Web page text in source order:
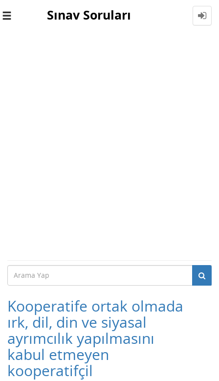
Toggle
Sınav Soruları
Kooperatife ortak olmada
ırk, dil, din ve siyasal
ayrımcılık yapılmasını
kabul etmeyen
kooperatifçil